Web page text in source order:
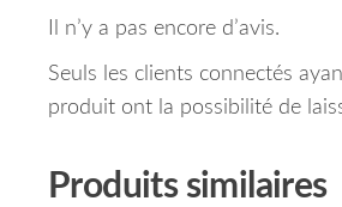
Il n’y a pas encore d’avis.
Seuls les clients connectés
produit ont la possibilité de
Produits similaires